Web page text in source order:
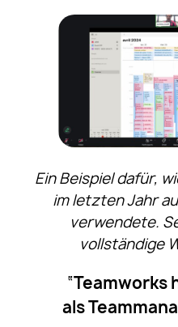
Ein Beispiel dafür,
im letzten Jahr
verwendete.
vollständige
“Teamworks
als